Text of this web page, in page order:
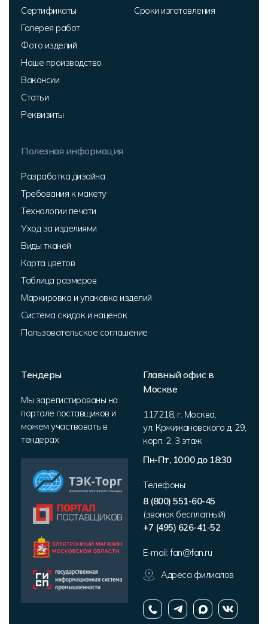
Сертификаты
Галерея работ
Фото изделий
Наше производство
Вакансии
Статьи
Реквизиты
Сроки изготовления
Полезная информация
Разработка дизайна
Требования к макету
Технологии печати
Уход за изделиями
Виды тканей
Карта цветов
Таблица размеров
Маркировка и упаковка изделий
Система скидок и наценок
Пользовательское соглашение
Тендеры
Мы зарегистированы на
портале поставщиков и
можем участвовать в
тендерах
Главный офис в
Москве
117218, г. Москва,
ул. Кржижановского д. 29,
корп. 2, 3 этаж
Пн-Пт, 10:00 до 18:30
Телефоны:
8 (800) 551-60-45
(звонок бесплатный)
+7 (495) 626-41-52
E-mail: fan@fan.ru
Адреса филиалов